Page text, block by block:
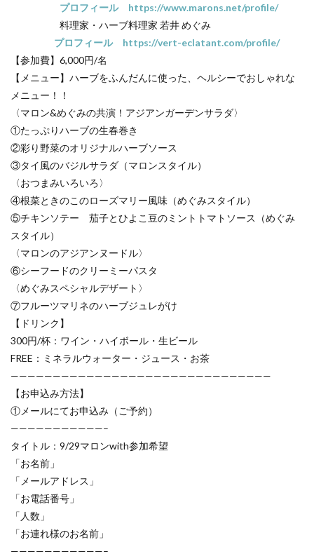
プロフィール https://www.marons.net/profile/
料理家・ハーブ料理家 若井 めぐみ
プロフィール https://vert-eclatant.com/profile/
【参加費】6,000円/名
【メニュー】ハーブをふんだんに使った、ヘルシーでおしゃれな
メニュー！！
〈マロン&めぐみの共演！アジアンガーデンサラダ〉
①たっぷりハーブの生春巻き
②彩り野菜のオリジナルハーブソース
③タイ風のバジルサラダ（マロンスタイル）
〈おつまみいろいろ〉
④根菜ときのこのローズマリー風味（めぐみスタイル）
⑤チキンソテー 茄子とひよこ豆のミントトマトソース（めぐみ
スタイル）
〈マロンのアジアンヌードル〉
⑥シーフードのクリーミーパスタ
〈めぐみスペシャルデザート〉
⑦フルーツマリネのハーブジュレがけ
【ドリンク】
300円/杯：ワイン・ハイボール・生ビール
FREE：ミネラルウォーター・ジュース・お茶
———————————————————————————————
【お申込み方法】
①メールにてお申込み（ご予約）
———————————–
タイトル：9/29マロンwith参加希望
「お名前」
「メールアドレス」
「お電話番号」
「人数」
「お連れ様のお名前」
———————————–